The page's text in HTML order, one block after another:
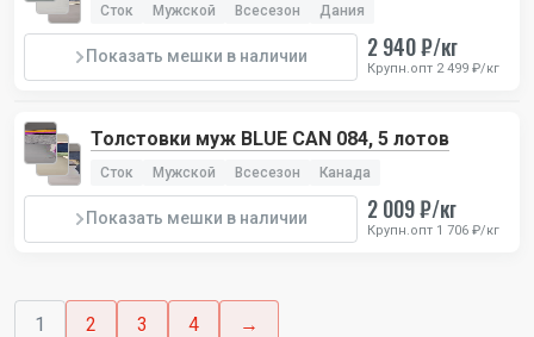
Сток Мужской Всесезон Дания
Показать мешки в наличии 2 940 ₽/кг
Крупн.опт 2 499 ₽/кг
Толстовки муж BLUE CAN 084, 5 лотов
Сток Мужской Всесезон Канада
Показать мешки в наличии 2 009 ₽/кг
Крупн.опт 1 706 ₽/кг
1 2 3 4 →